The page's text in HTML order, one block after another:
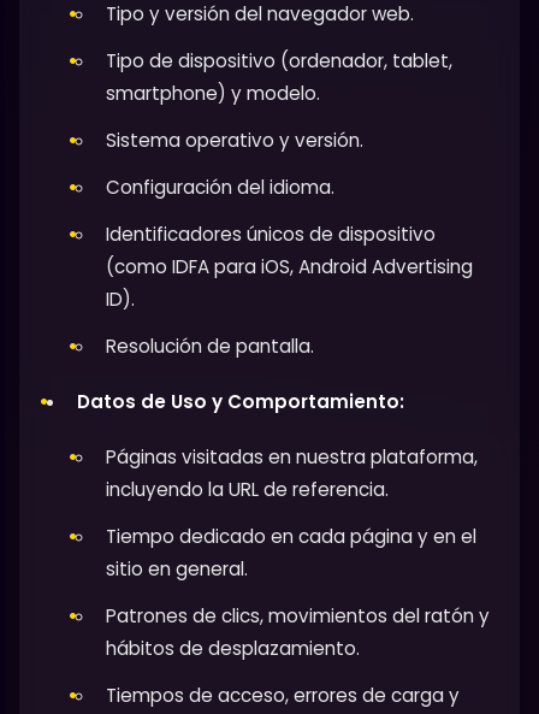
Tipo y versión del navegador web.
Tipo de dispositivo (ordenador, tablet,
smartphone) y modelo.
Sistema operativo y versión.
Configuración del idioma.
Identificadores únicos de dispositivo
(como IDFA para iOS, Android Advertising
ID).
Resolución de pantalla.
Datos de Uso y Comportamiento:
Páginas visitadas en nuestra plataforma,
incluyendo la URL de referencia.
Tiempo dedicado en cada página y en el
sitio en general.
Patrones de clics, movimientos del ratón y
hábitos de desplazamiento.
Tiempos de acceso, errores de carga y